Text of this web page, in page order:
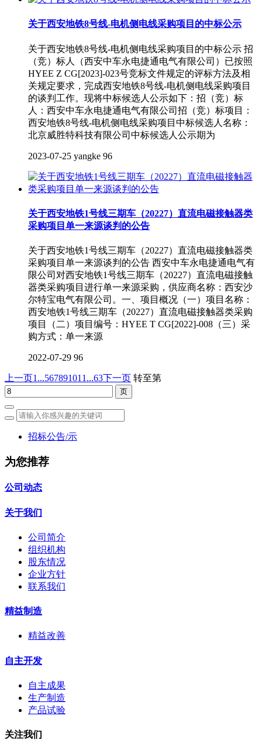
关于西安地铁8号线-电机侧电线采购项目的中标公示
关于西安地铁8号线-电机侧电线采购项目的中标公示 招
（竞）标人（西安中车永电捷通电气有限公司）已按照
HYEE Z CG[2023]-023号竞标文件规定的评标方法及相
关规定要求，完成西安地铁8号线-电机侧电线采购项目
的谈判工作。现将中标候选人公示如下：招（竞）标
人：西安中车永电捷通电气有限公司招（竞）标项目：
西安地铁8号线-电机侧电线采购项目中标候选人名称：
北京威胜特科技有限公司中标候选人公示期为
2023-07-25 yangke 96
关于西安地铁1号线三期车（20227）直流电磁接触器类
采购项目单一来源谈判的公告
关于西安地铁1号线三期车（20227）直流电磁接触器类
采购项目单一来源谈判的公告 西安中车永电捷通电气有
限公司对西安地铁1号线三期车（20227）直流电磁接触
器类采购项目进行单一来源采购，供应商名称：西安沙
尔特宝电气有限公司。一、项目概况（一）项目名称：
西安地铁1号线三期车（20227）直流电磁接触器类采购
项目（二）项目编号：HYEE T CG[2022]-008（三）采
购方式：单一来源
2022-07-29 96
上一页1...567891011 ...63下一页 转至第
招标公告/示
为您推荐
公司动态
关于我们
公司简介
组织机构
股东情况
企业方针
联系我们
精益制造
精益改善
自主开发
自主成果
生产制造
产品试验
关注我们